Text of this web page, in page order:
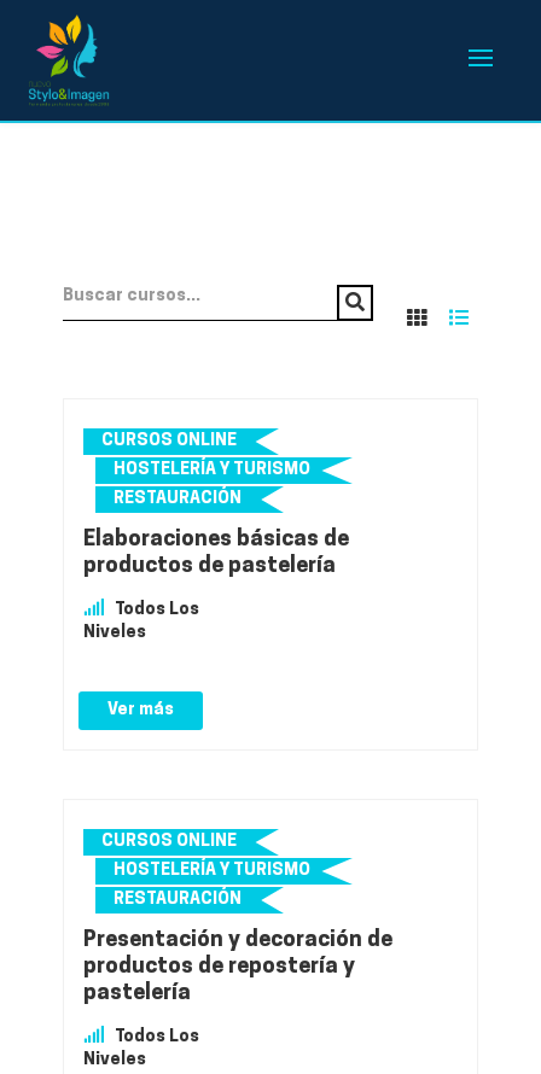
CURSOS ONLINE
HOSTELERÍA Y TURISMO
RESTAURACIÓN
Elaboraciones básicas de
productos de pastelería
Todos Los
Niveles
Ver más
CURSOS ONLINE
HOSTELERÍA Y TURISMO
RESTAURACIÓN
Presentación y decoración de
productos de repostería y
pastelería
Todos Los
Niveles